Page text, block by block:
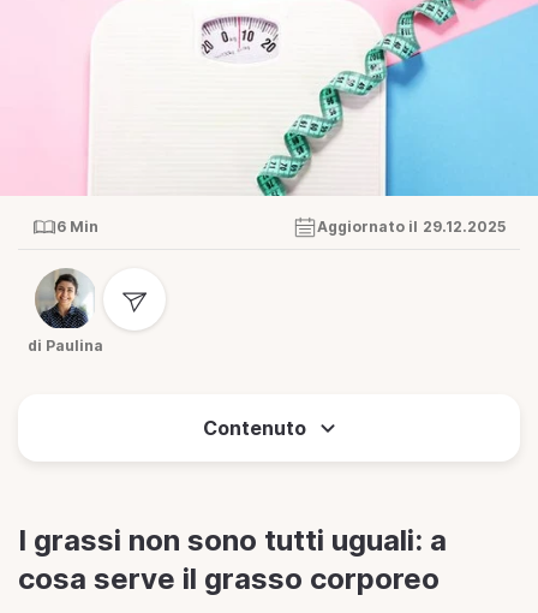
6 Min Aggiornato il 29.12.2025
di Paulina
Contenuto
I grassi non sono tutti uguali: a
cosa serve il grasso corporeo